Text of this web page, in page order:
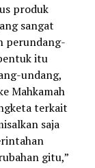
produk
sangat
perundang-
itu
undang,
Mahkamah
terkait
saja
gitu,”